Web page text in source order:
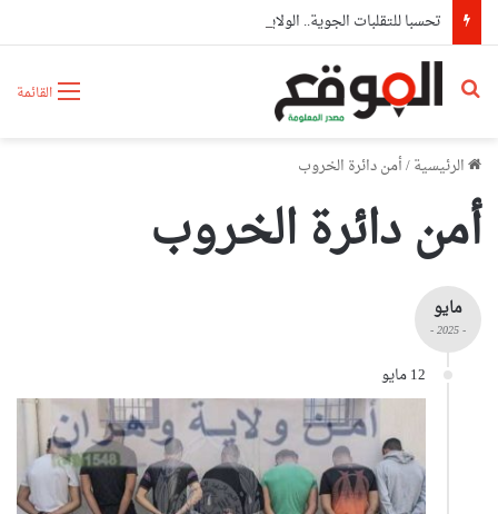
القائمة بحث عن
الرئيسية/أمن دائرة الخروب
أمن دائرة الخروب
مايو
- 2025 -
12 مايو